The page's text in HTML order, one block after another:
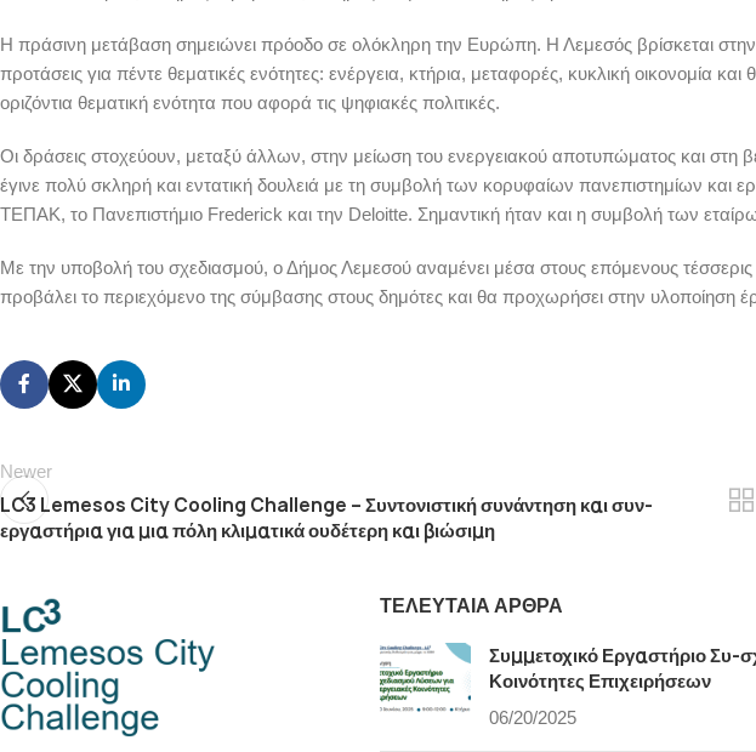
Η πράσινη μετάβαση σημειώνει πρόοδο σε ολόκληρη την Ευρώπη. Η Λεμεσός βρίσκεται
προτάσεις για πέντε θεματικές ενότητες: ενέργεια, κτήρια, μεταφορές, κυκλική οικονομία
οριζόντια θεματική ενότητα που αφορά τις ψηφιακές πολιτικές.
Οι δράσεις στοχεύουν, μεταξύ άλλων, στην μείωση του ενεργειακού αποτυπώματος και στη
έγινε πολύ σκληρή και εντατική δουλειά με τη συμβολή των κορυφαίων πανεπιστημίων και
ΤΕΠΑΚ, το Πανεπιστήμιο Frederick και την Deloitte. Σημαντική ήταν και η συμβολή των
Με την υποβολή του σχεδιασμού, ο Δήμος Λεμεσού αναμένει μέσα στους επόμενους
προβάλει το περιεχόμενο της σύμβασης στους δημότες και θα προχωρήσει στην υλοποίηση
Newer
LC3 Lemesos City Cooling Challenge – Συντονιστική συνάντηση και συν-
εργαστήρια για μια πόλη κλιματικά ουδέτερη και βιώσιμη
ΤΕΛΕΥΤΑΊΑ ΆΡΘΡΑ
Συμμετοχικό Εργαστήριο Συ-
Κοινότητες Επιχειρήσεων
06/20/2025